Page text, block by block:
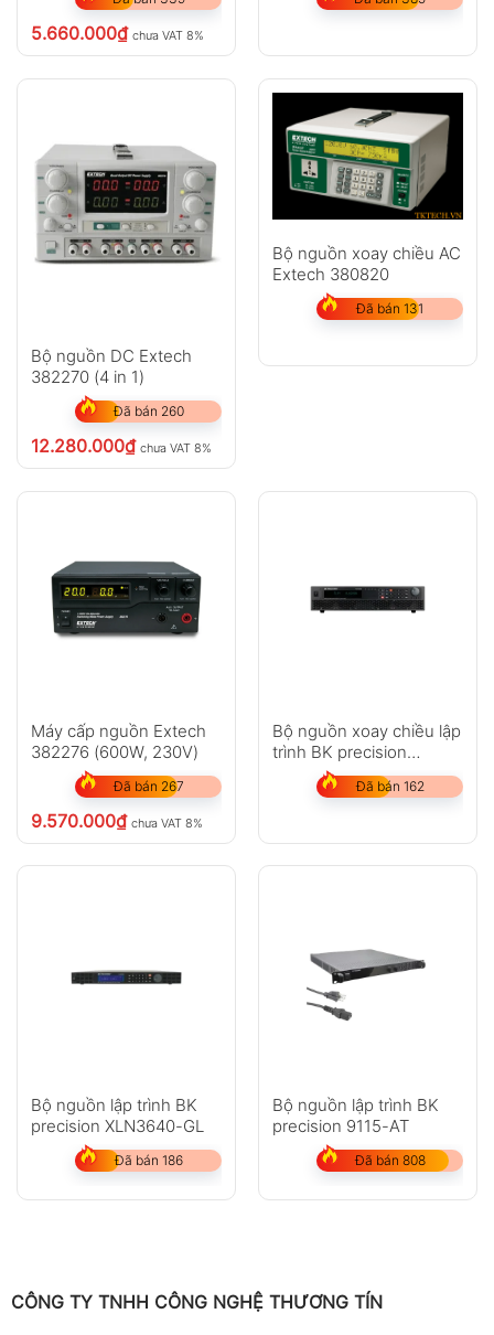
5.660.000₫ chưa VAT 8%
Bộ nguồn DC Extech
382270 (4 in 1)
Đã bán 260
12.280.000₫ chưa VAT 8%
Bộ nguồn xoay chiều AC
Extech 380820
Đã bán 131
Máy cấp nguồn Extech
382276 (600W, 230V)
Đã bán 267
9.570.000₫ chưa VAT 8%
Bộ nguồn xoay chiều lập
trình BK precision
PVS60085MR
Đã bán 162
Bộ nguồn lập trình BK
precision XLN3640-GL
Đã bán 186
Bộ nguồn lập trình BK
precision 9115-AT
Đã bán 808
CÔNG TY TNHH CÔNG NGHỆ THƯƠNG TÍN